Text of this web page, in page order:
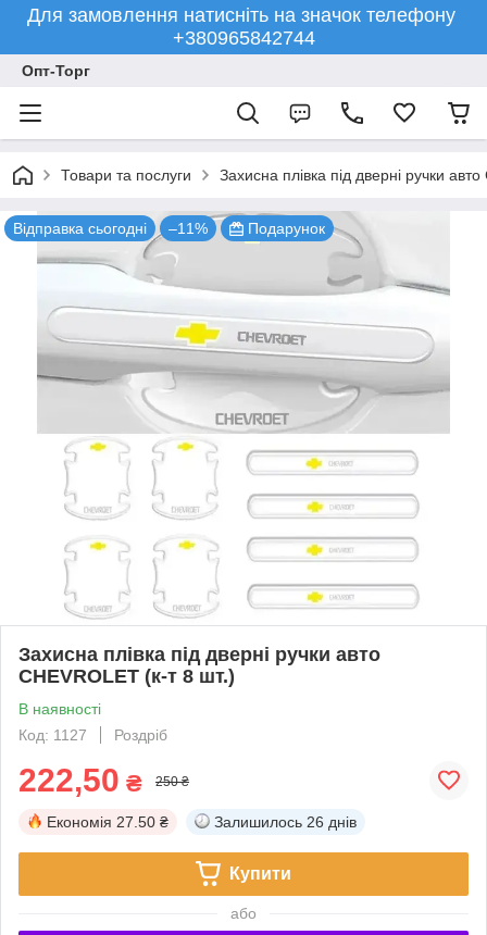
Для замовлення натисніть на значок телефону
+380965842744
Опт-Торг
Товари та послуги Захисна плівка під дверні ручки
Відправка сьогодні –11% Подарунок
Захисна плівка під дверні ручки авто
CHEVROLET (к-т 8 шт.)
В наявності
Код: 1127
Роздріб
222,50 ₴ 250 ₴
Економія 27.50 ₴ Залишилось 26 днів
Купити
або